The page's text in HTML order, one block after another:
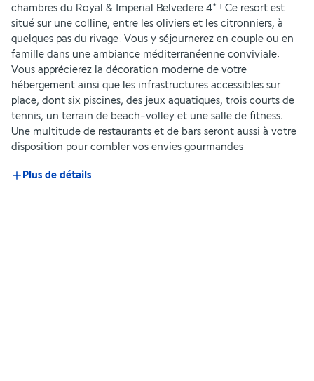
chambres du Royal & Imperial Belvedere 4* ! Ce resort est
situé sur une colline, entre les oliviers et les citronniers, à
quelques pas du rivage. Vous y séjournerez en couple ou en
famille dans une ambiance méditerranéenne conviviale.
Vous apprécierez la décoration moderne de votre
hébergement ainsi que les infrastructures accessibles sur
place, dont six piscines, des jeux aquatiques, trois courts de
tennis, un terrain de beach-volley et une salle de fitness.
Une multitude de restaurants et de bars seront aussi à votre
disposition pour combler vos envies gourmandes.
Plus de détails